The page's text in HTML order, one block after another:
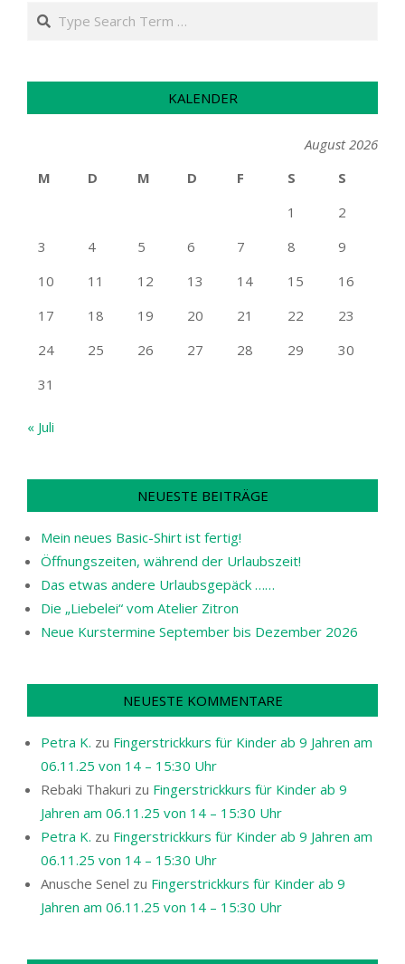
Search
KALENDER
August 2026
M
D M D F S
S
1
2
3
4 5 6 7 8
9
10
11 12 13 14 15
16
17
18 19 20 21 22
23
24
25 26 27 28 29
30
31
« Juli
NEUESTE BEITRÄGE
Mein neues Basic-Shirt ist fertig!
Öffnungszeiten, während der Urlaubszeit!
Das etwas andere Urlaubsgepäck ……
Die „Liebelei“ vom Atelier Zitron
Neue Kurstermine September bis Dezember 2026
NEUESTE KOMMENTARE
Petra K. zu Fingerstrickkurs für Kinder ab 9 Jahren am
06.11.25 von 14 – 15:30 Uhr
Rebaki Thakuri zu Fingerstrickkurs für Kinder ab 9
Jahren am 06.11.25 von 14 – 15:30 Uhr
Petra K. zu Fingerstrickkurs für Kinder ab 9 Jahren am
06.11.25 von 14 – 15:30 Uhr
Anusche Senel zu Fingerstrickkurs für Kinder ab 9
Jahren am 06.11.25 von 14 – 15:30 Uhr